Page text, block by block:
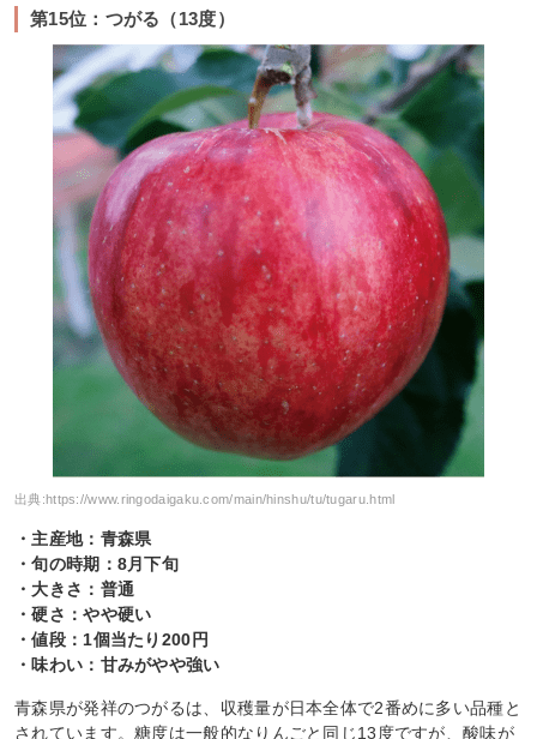
第15位：つがる（13度）
出典:https://www.ringodaigaku.com/main/hinshu/tu/tugaru.html
・主産地：青森県
・旬の時期：8月下旬
・大きさ：普通
・硬さ：やや硬い
・値段：1個当たり200円
・味わい：甘みがやや強い
青森県が発祥のつがるは、収穫量が日本全体で2番めに多い品種と
されています。糖度は一般的なりんごと同じ13度ですが、酸味が